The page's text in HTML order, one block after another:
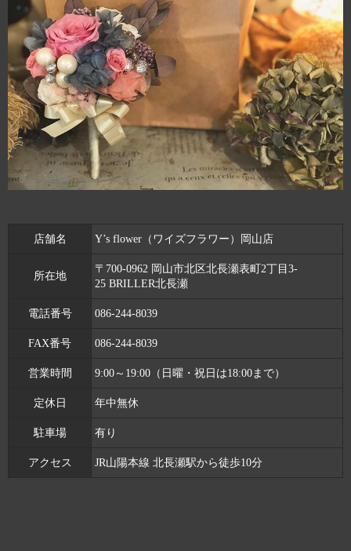
店舗名 Y’s flower（ワイズフラワー）岡山店
所在地
〒700-0962 岡山市北区北長瀬表町2丁目3-
25 BRILLER北長瀬
電話番号 086-244-8039
FAX番号 086-244-8039
営業時間 9:00～19:00（日曜・祝日は18:00まで）
定休日 年中無休
駐車場 有り
アクセス JR山陽本線 北長瀬駅から徒歩10分